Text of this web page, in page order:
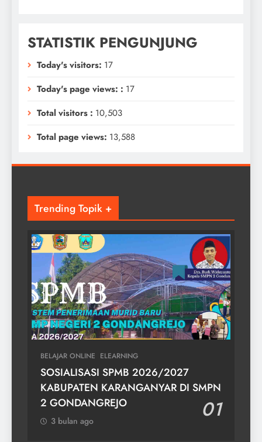
STATISTIK PENGUNJUNG
Today's visitors: 17
Today's page views: : 17
Total visitors : 10,503
Total page views: 13,588
Trending Topik +
BELAJAR ONLINE ELEARNING
SOSIALISASI SPMB 2026/2027
KABUPATEN KARANGANYAR DI SMPN
2 GONDANGREJO
01
3 bulan ago